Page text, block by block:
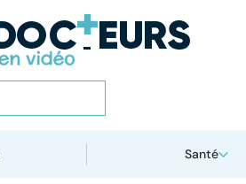
Santé